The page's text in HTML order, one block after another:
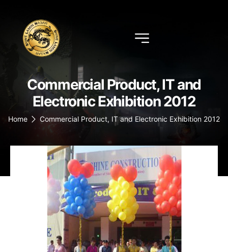
Commercial Product, IT and
Electronic Exhibition 2012
Home Commercial Product, IT and Electronic Exhibition 2012